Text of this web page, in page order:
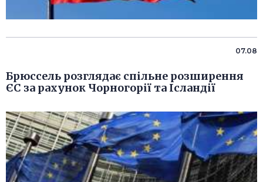
07.08
Брюссель розглядає спільне розширення
ЄС за рахунок Чорногорії та Ісландії